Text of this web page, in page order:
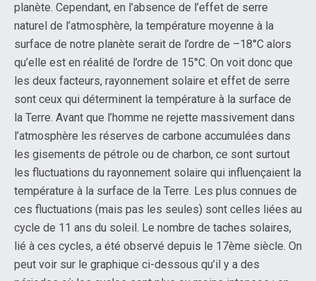
planète. Cependant, en l’absence de l’effet de serre
naturel de l’atmosphère, la température moyenne à la
surface de notre planète serait de l’ordre de –18°C alors
qu’elle est en réalité de l’ordre de 15°C. On voit donc que
les deux facteurs, rayonnement solaire et effet de serre
sont ceux qui déterminent la température à la surface de
la Terre. Avant que l’homme ne rejette massivement dans
l’atmosphère les réserves de carbone accumulées dans
les gisements de pétrole ou de charbon, ce sont surtout
les fluctuations du rayonnement solaire qui influençaient la
température à la surface de la Terre. Les plus connues de
ces fluctuations (mais pas les seules) sont celles liées au
cycle de 11 ans du soleil. Le nombre de taches solaires,
lié à ces cycles, a été observé depuis le 17ème siècle. On
peut voir sur le graphique ci-dessous qu’il y a des